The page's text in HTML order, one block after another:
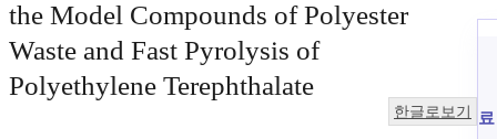
the Model Compounds of Polyester
Waste and Fast Pyrolysis of
Polyethylene Terephthalate
한글로보기 료